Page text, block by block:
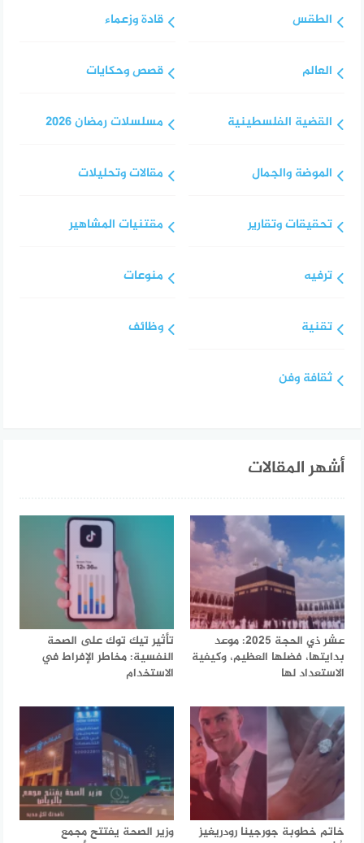
الطقس
العالم
القضية الفلسطينية
الموضة والجمال
تحقيقات وتقارير
ترفيه
تقنية
ثقافة وفن
قادة وزعماء
قصص وحكايات
مسلسلات رمضان 2026
مقالات وتحليلات
مقتنيات المشاهير
منوعات
وظائف
أشهر المقالات
عشر ذي الحجة 2025: موعد
بدايتها، فضلها العظيم، وكيفية
الاستعداد لها
تأثير تيك توك على الصحة
النفسية: مخاطر الإفراط في
الاستخدام
خاتم خطوبة جورجينا رودريغيز
وزير الصحة يفتتح مجمع